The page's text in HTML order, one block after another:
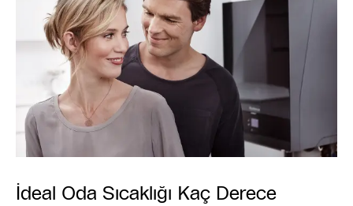
İdeal Oda Sıcaklığı Kaç Derece